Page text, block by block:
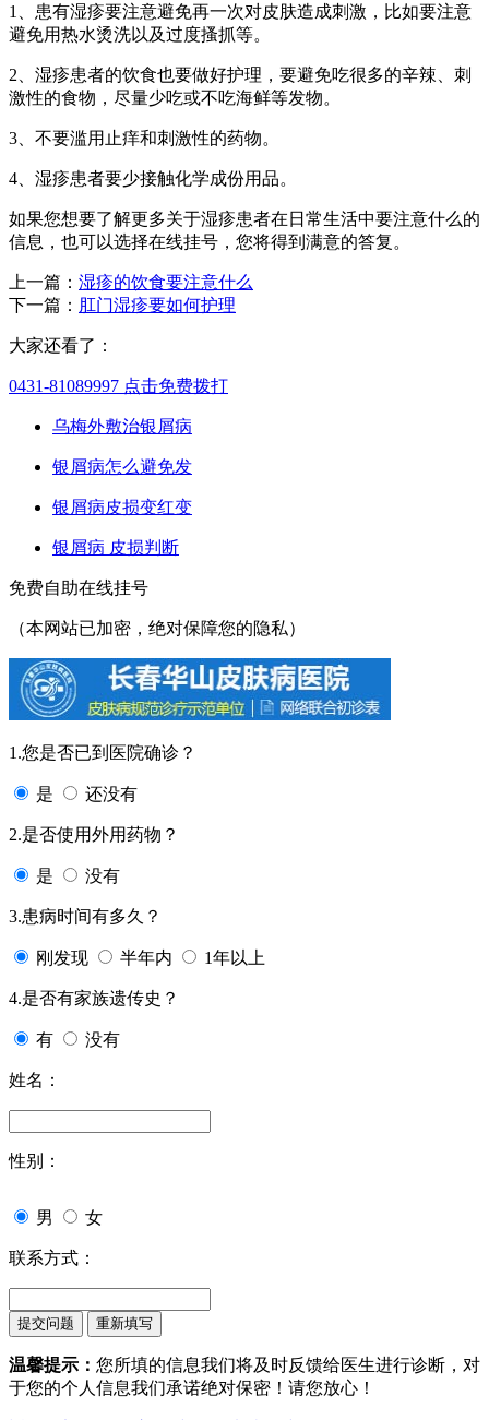
1、患有湿疹要注意避免再一次对皮肤造成刺激，比如要注意
避免用热水烫洗以及过度搔抓等。
2、湿疹患者的饮食也要做好护理，要避免吃很多的辛辣、刺
激性的食物，尽量少吃或不吃海鲜等发物。
3、不要滥用止痒和刺激性的药物。
4、湿疹患者要少接触化学成份用品。
如果您想要了解更多关于湿疹患者在日常生活中要注意什么的
信息，也可以选择在线挂号，您将得到满意的答复。
上一篇： 湿疹的饮食要注意什么
下一篇： 肛门湿疹要如何护理
大家还看了：
0431-81089997 点击免费拨打
乌梅外敷治银屑病
银屑病怎么避免发
银屑病皮损变红变
银屑病 皮损判断
免费自助在线挂号
（本网站已加密，绝对保障您的隐私）
1.您是否已到医院确诊？
是 还没有
2.是否使用外用药物？
是 没有
3.患病时间有多久？
刚发现 半年内 1年以上
4.是否有家族遗传史？
有 没有
姓名：
性别：
男 女
联系方式：
温馨提示： 您所填的信息我们将及时反馈给医生进行诊断，对
于您的个人信息我们承诺绝对保密！请您放心！